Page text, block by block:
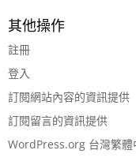
其他操作
註冊
登入
訂閱網站內容的資訊提供
訂閱留言的資訊提供
WordPress.org 台灣繁體